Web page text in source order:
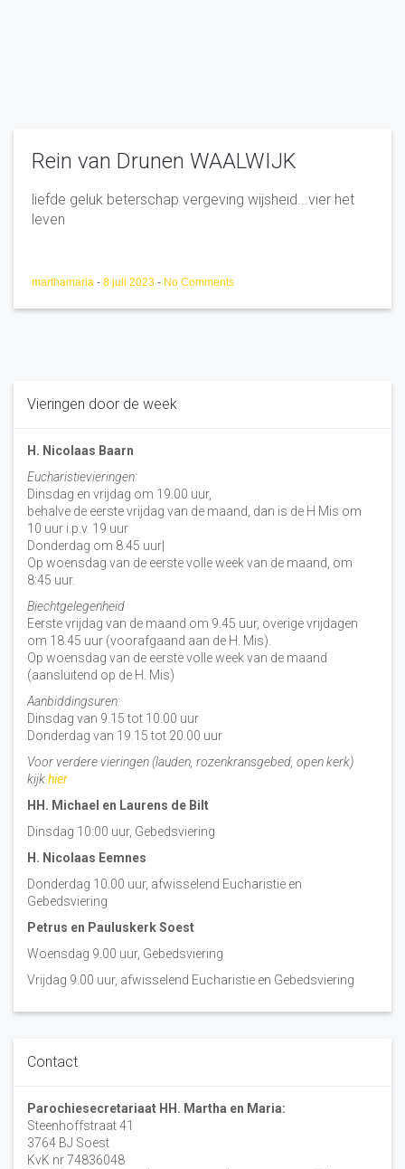
Rein van Drunen WAALWIJK
liefde geluk beterschap vergeving wijsheid...vier het
leven
marthamaria - 8 juli 2023 - No Comments
Vieringen door de week
H. Nicolaas Baarn
Eucharistievieringen:
Dinsdag en vrijdag om 19.00 uur,
behalve de eerste vrijdag van de maand, dan is de H Mis om
10 uur i.p.v. 19 uur
Donderdag om 8.45 uur|
Op woensdag van de eerste volle week van de maand, om
8:45 uur.
Biechtgelegenheid
Eerste vrijdag van de maand om 9.45 uur, overige vrijdagen
om 18.45 uur (voorafgaand aan de H. Mis).
Op woensdag van de eerste volle week van de maand
(aansluitend op de H. Mis)
Aanbiddingsuren:
Dinsdag van 9.15 tot 10.00 uur
Donderdag van 19.15 tot 20.00 uur
Voor verdere vieringen (lauden, rozenkransgebed, open kerk)
kijkhier
HH. Michael en Laurens de Bilt
Dinsdag 10:00 uur, Gebedsviering
H. Nicolaas Eemnes
Donderdag 10.00 uur, afwisselend Eucharistie en
Gebedsviering
Petrus en Pauluskerk Soest
Woensdag 9.00 uur, Gebedsviering
Vrijdag 9.00 uur, afwisselend Eucharistie en Gebedsviering
Contact
Parochiesecretariaat HH. Martha en Maria:
Steenhoffstraat 41
3764 BJ Soest
KvK nr 74836048